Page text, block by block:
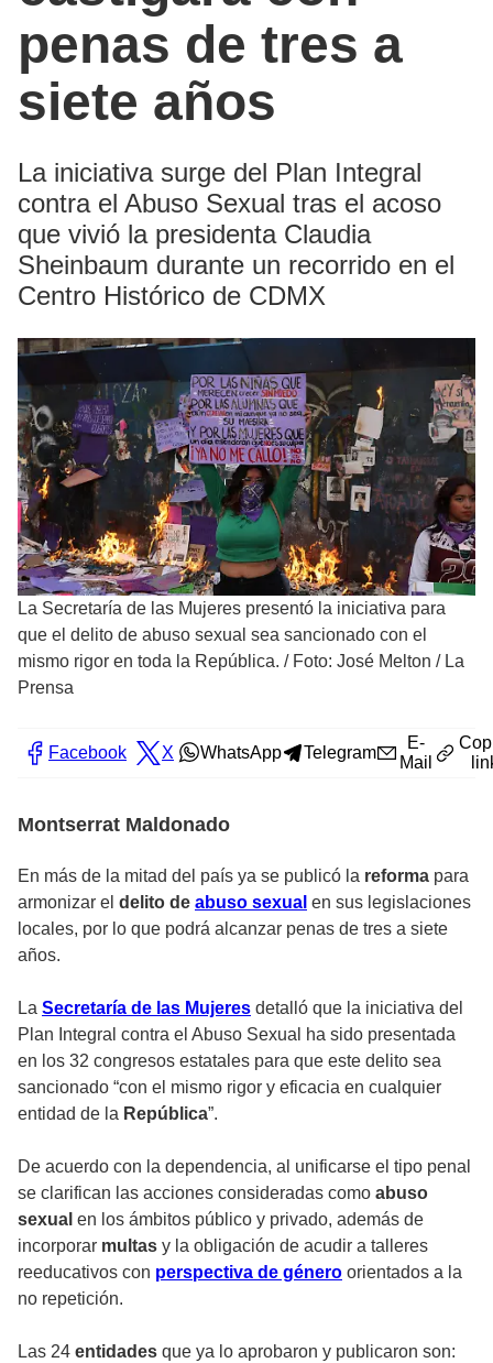
penas de tres a
siete años
La iniciativa surge del Plan Integral
contra el Abuso Sexual tras el acoso
que vivió la presidenta Claudia
Sheinbaum durante un recorrido en el
Centro Histórico de CDMX
La Secretaría de las Mujeres presentó la iniciativa para
que el delito de abuso sexual sea sancionado con el
mismo rigor en toda la República. / Foto: José Melton / La
Prensa
Facebook X WhatsApp Telegram
E-
Mail
Montserrat Maldonado
En más de la mitad del país ya se publicó la reforma para
armonizar el delito de abuso sexual en sus legislaciones
locales, por lo que podrá alcanzar penas de tres a siete
años.
La Secretaría de las Mujeres detalló que la iniciativa del
Plan Integral contra el Abuso Sexual
ha sido presentada
en los 32 congresos estatales para que este delito sea
sancionado “con el mismo rigor y eficacia en cualquier
entidad de la República”.
De acuerdo con la dependencia, al unificarse el tipo penal
se clarifican las acciones consideradas como abuso
sexual en los ámbitos público y privado, además de
incorporar multas y la obligación de acudir a talleres
reeducativos con perspectiva de género orientados a la
no repetición.
Las 24 entidades que ya lo aprobaron y publicaron son: